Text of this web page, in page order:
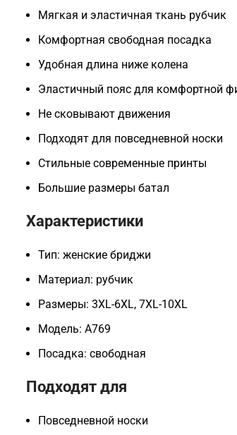
Мягкая и эластичная ткань рубчик
Комфортная свободная посадка
Удобная длина ниже колена
Эластичный пояс для комфортной
Не сковывают движения
Подходят для повседневной носки
Стильные современные принты
Большие размеры батал
Характеристики
Тип: женские бриджи
Материал: рубчик
Размеры: 3XL-6XL, 7XL-10XL
Модель: A769
Посадка: свободная
Подходят для
Повседневной носки